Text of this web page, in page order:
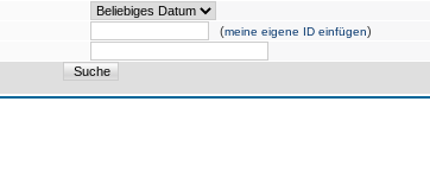
(meine eigene ID einfügen)